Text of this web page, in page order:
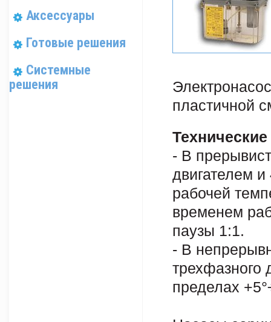
пластичной
- В
двигателем
рабочей
временем
паузы 1:1.
- В
трехфазного
пределах
Аксессуары
Готовые решения
Системные
решения